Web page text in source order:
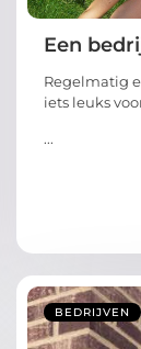
Een
Regelmatig
iets leuks
...
BEDRIJVEN